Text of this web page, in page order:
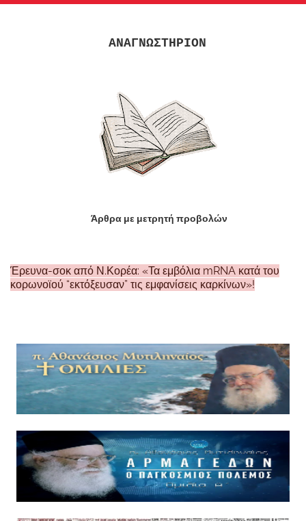
ΑΝΑΓΝΩΣΤΗΡΙΟΝ
Άρθρα με μετρητή προβολών
Έρευνα-σοκ από Ν.Κορέα: «Τα εμβόλια mRNA κατά του
κορωνοϊού “εκτόξευσαν” τις εμφανίσεις καρκίνων»!